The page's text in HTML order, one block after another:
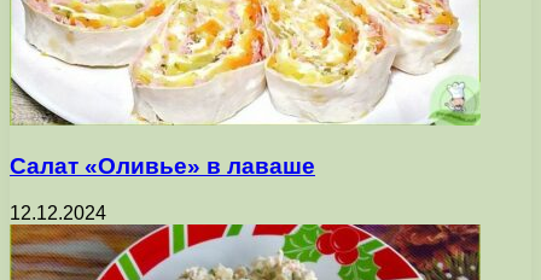
Салат «Оливье» в лаваше
12.12.2024